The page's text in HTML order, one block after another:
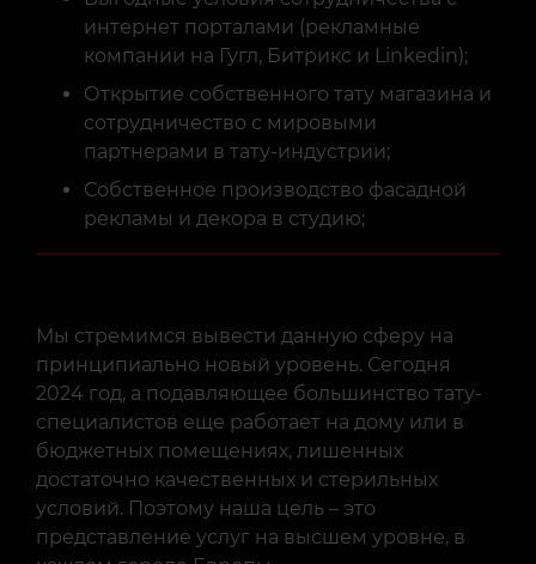
компании на Гугл, Битрикс и Linkedin);
Открытие собственного тату магазина и
сотрудничество с мировыми
партнерами в тату-индустрии;
Собственное производство фасадной
рекламы и декора в студию;
принципиально новый уровень. Сегодня
2024 год, а подавляющее большинство тату-
специалистов еще работает на дому или в
бюджетных помещениях, лишенных
достаточно качественных и стерильных
условий. Поэтому наша цель – это
представление услуг на высшем уровне, в
каждом городе Европы.